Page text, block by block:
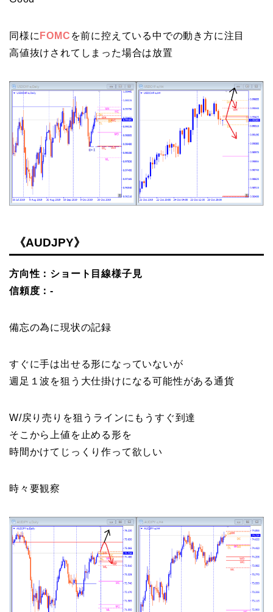
同様に FOMC を前に控えている中での動き方に注目
高値抜けされてしまった場合は放置
《AUDJPY》
方向性：ショート目線様子見
信頼度：-
備忘の為に現状の記録
すぐに手は出せる形になっていないが
週足１波を狙う大仕掛けになる可能性がある通貨
W/戻り売りを狙うラインにもうすぐ到達
そこから上値を止める形を
時間かけてじっくり作って欲しい
時々要観察